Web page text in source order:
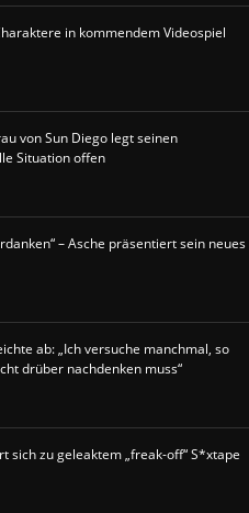
in kommendem Videospiel
von Sun Diego legt seinen
Situation offen
– Asche präsentiert sein neues
ab: „Ich versuche manchmal, so
drüber nachdenken muss“
sich zu geleaktem „freak-off“ S*xtape